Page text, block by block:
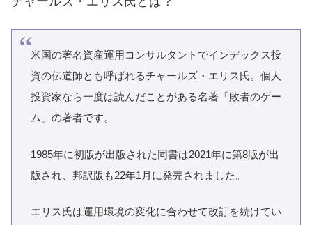
米国の著名資産運用コンサルタントでインデックス投
資の伝道師とも呼ばれるチャールズ・エリス氏。個人
投資家なら一度は読んだことがある名著「敗者のゲー
ム」の著者です。
1985年に初版が出版された同書は2021年に第8版が出
版され、邦訳版も22年1月に発売されました。
エリス氏は運用環境の変化に合わせて改訂を続けてい